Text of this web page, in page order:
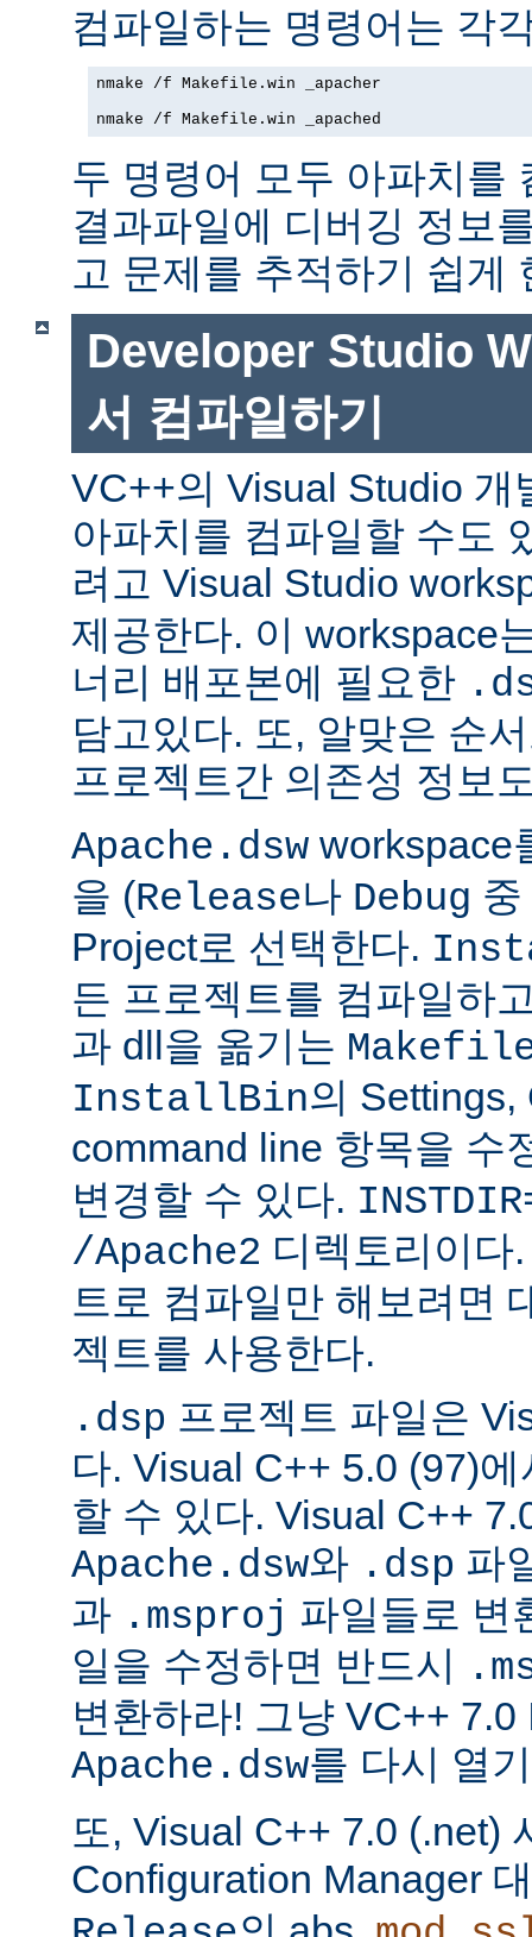
컴파일하는 명령어는 각
nmake /f Makefile.win _apacher
nmake /f Makefile.win _apached
두 명령어 모두 아파치를
결과파일에 디버깅 정보
고 문제를 추적하기 쉽게
Developer Studio
서 컴파일하기
VC++의 Visual Studio 개
아파치를 컴파일할 수도
려고 Visual Studio
제공한다. 이 workspace
너리 배포본에 필요한
담고있다. 또, 알맞은 순
프로젝트간 의존성 정보
Apache.dsw workspace
을 (Release나 Debug
Project로 선택한다.
든 프로젝트를 컴파일하
과 dll을 옮기는
InstallBin의 Settings,
command line 항목을 수
변경할 수 있다.
/Apache2 디렉토리이다
트로 컴파일만 해보려면
젝트를 사용한다.
.dsp 프로젝트 파일은
다. Visual C++ 5.0 (97)
할 수 있다. Visual C++
Apache.dsw와 .dsp 파
과 .msproj 파일들로 변
일을 수정하면 반드시
변환하라! 그냥 VC++ 7.0
Apache.dsw를 다시 열
또, Visual C++ 7.0 (.net)
Configuration Manager